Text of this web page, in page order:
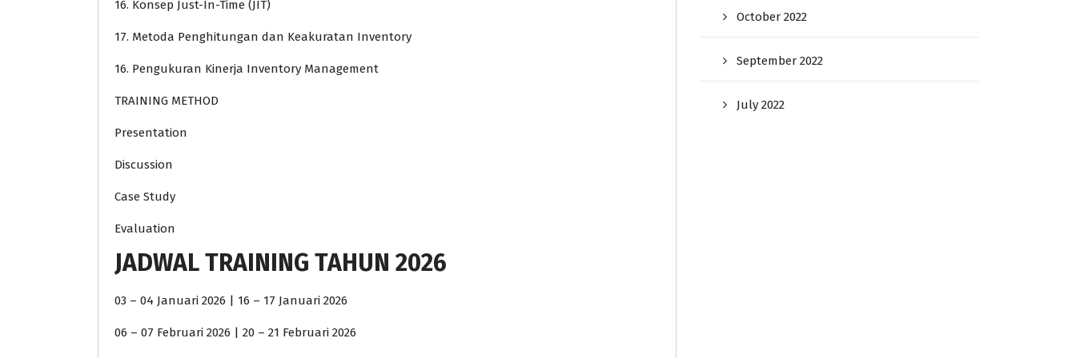
16. Konsep Just-In-Time (JIT)
17. Metoda Penghitungan dan Keakuratan Inventory
16. Pengukuran Kinerja Inventory Management
TRAINING METHOD
Presentation
Discussion
Case Study
Evaluation
JADWAL TRAINING TAHUN 2026
03 – 04 Januari 2026 | 16 – 17 Januari 2026
06 – 07 Februari 2026 | 20 – 21 Februari 2026
October 2022
September 2022
July 2022